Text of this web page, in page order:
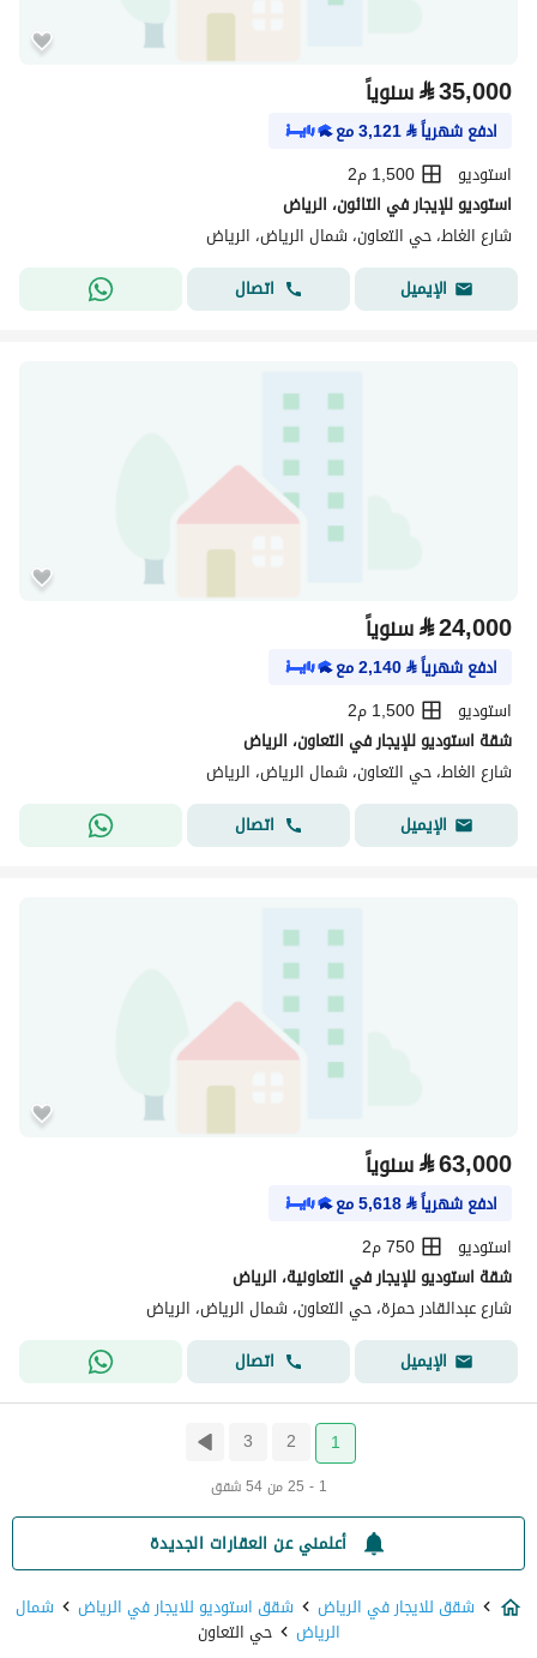
⃁35,000 سنوياً
ادفع شهرياً⃁
3,121مع
استوديو
1,500 م2
استوديو للإيجار في التائون، الرياض
شارع الغاط، حي التعاون، شمال الرياض، الرياض
الإيميل
اتصال
⃁24,000 سنوياً
ادفع شهرياً⃁
2,140مع
استوديو
1,500 م2
شقة استوديو للإيجار في التعاون، الرياض
شارع الغاط، حي التعاون، شمال الرياض، الرياض
الإيميل
اتصال
⃁63,000 سنوياً
ادفع شهرياً⃁
5,618مع
استوديو
750 م2
شقة استوديو للإيجار في التعاونية، الرياض
شارع عبدالقادر حمزة، حي التعاون، شمال الرياض، الرياض
الإيميل
اتصال
1
2
3
1 - 25 من 54 شقق
أعلمني عن العقارات الجديدة
شقق للايجار في الرياض
شقق استوديو للايجار في الرياض شمال
الرياض حي التعاون